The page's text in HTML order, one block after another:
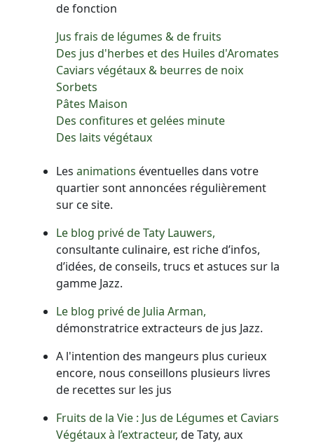
de fonction
Jus frais de légumes & de fruits
Des jus d'herbes et des Huiles d'Aromates
Caviars végétaux & beurres de noix
Sorbets
Pâtes Maison
Des confitures et gelées minute
Des laits végétaux
Les animations éventuelles dans votre
quartier sont annoncées régulièrement
sur ce site.
Le blog privé de Taty Lauwers,
consultante culinaire, est riche d’infos,
d’idées, de conseils, trucs et astuces sur la
gamme Jazz.
Le blog privé de Julia Arman,
démonstratrice extracteurs de jus Jazz.
A l'intention des mangeurs plus curieux
encore, nous conseillons plusieurs livres
de recettes sur les jus
Fruits de la Vie : Jus de Légumes et Caviars
Végétaux à l’extracteur, de Taty, aux